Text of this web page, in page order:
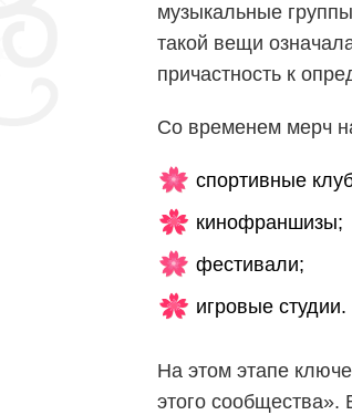
музыкальные
такой вещи
причастность к
Со временем мерч
спортивные
кинофраншизы;
фестивали;
игровые студии.
На этом этапе
этого